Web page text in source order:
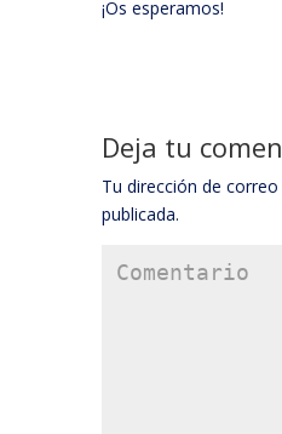
¡Os esperamos!
Deja tu
Tu dirección de
publicada.